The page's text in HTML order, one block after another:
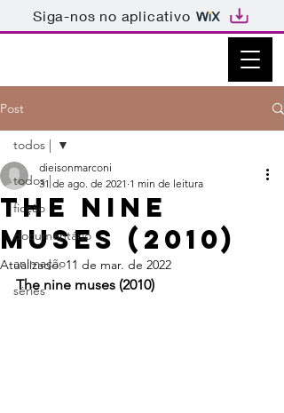
Siga-nos no aplicativo
Post
todos |
ficção
documentário
animação
séries
todos |
The nine
muses (2010)
dieisonmarconi
31 de ago. de 2021 1 min de leitura
Atualizado:11 de mar. de 2022
The nine muses (2010)